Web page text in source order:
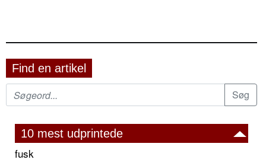
Find en artikel
10 mest udprintede
fusk